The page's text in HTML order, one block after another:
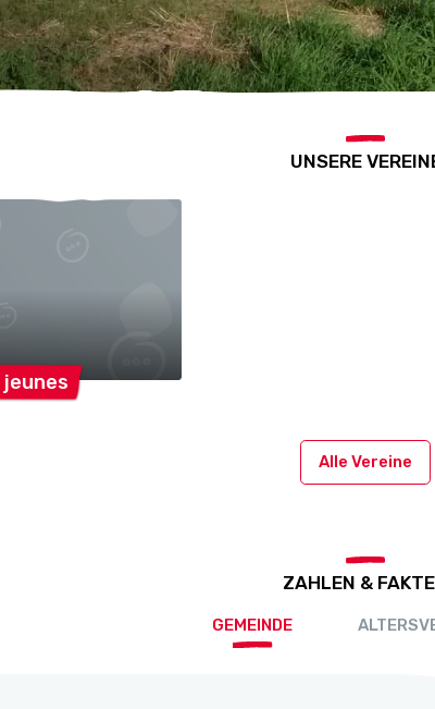
UNSERE
jeunes
Alle Vereine
ZAHLEN &
GEMEINDE